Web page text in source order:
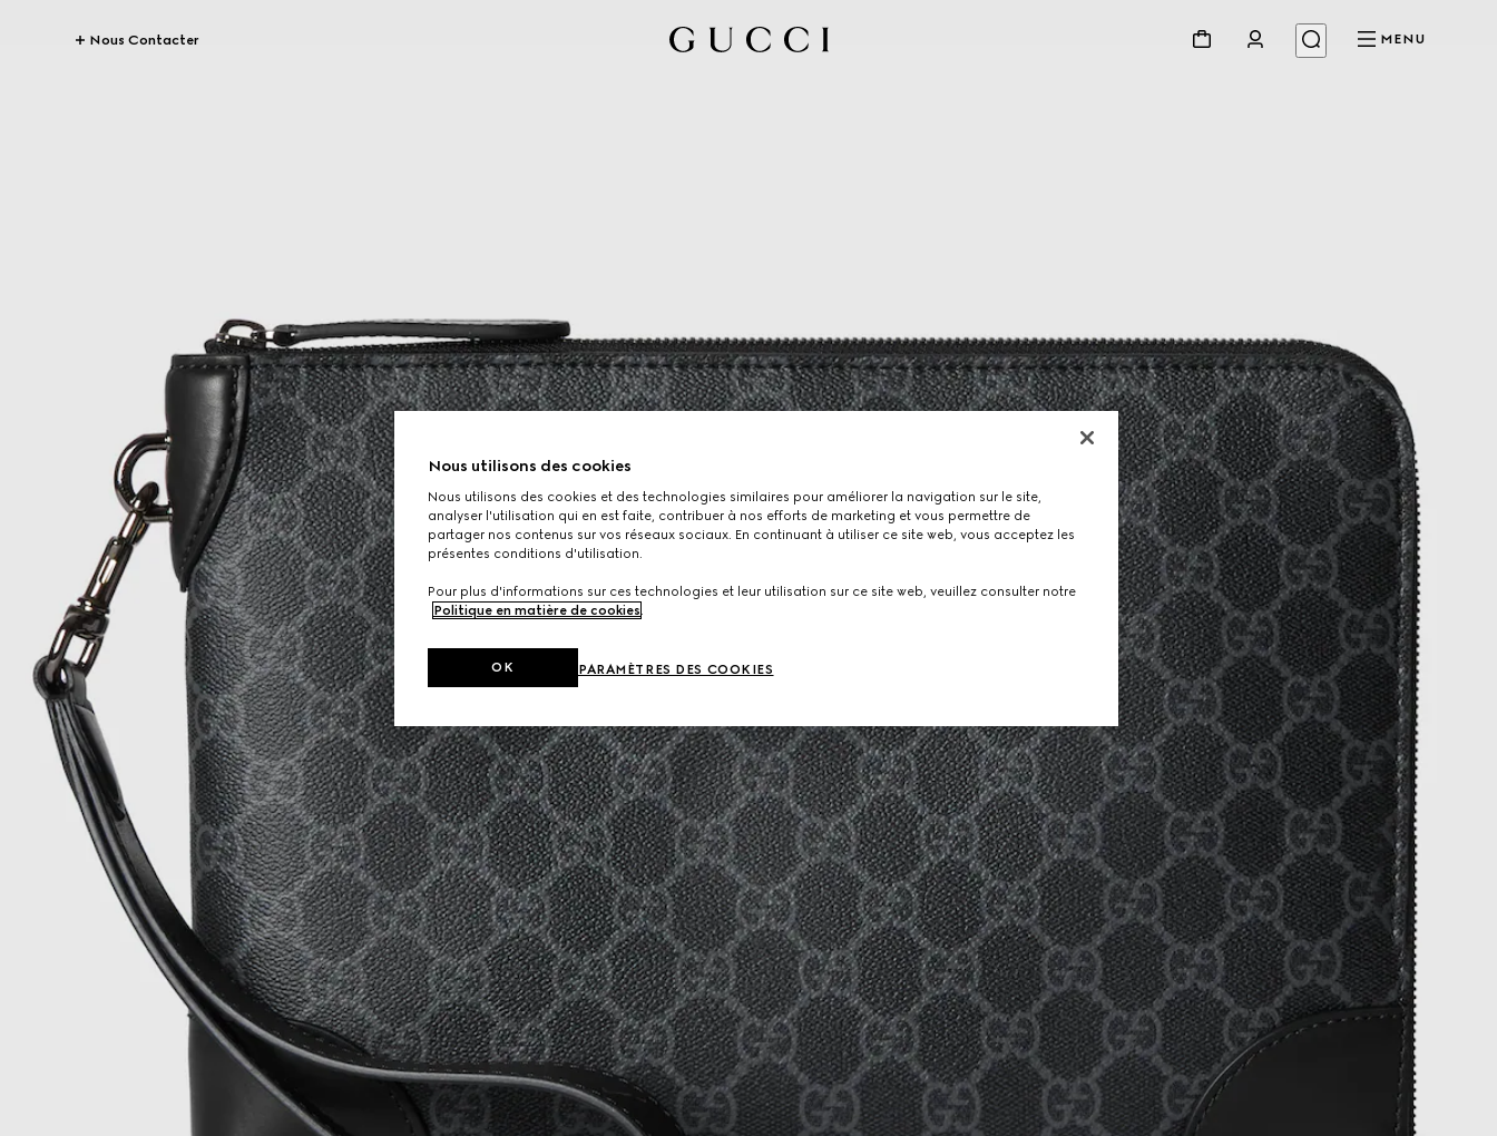
Nous Contacter MENU
Nous utilisons des cookies
Nous utilisons des cookies et des technologies similaires pour améliorer la navigation sur le site,
analyser l'utilisation qui en est faite, contribuer à nos efforts de marketing et vous permettre de
partager nos contenus sur vos réseaux sociaux. En continuant à utiliser ce site web, vous acceptez les
présentes conditions d'utilisation.
Pour plus d'informations sur ces technologies et leur utilisation sur ce site web, veuillez consulter notre
Politique en matière de cookies.
PARAMÈTRES DES COOKIES
OK